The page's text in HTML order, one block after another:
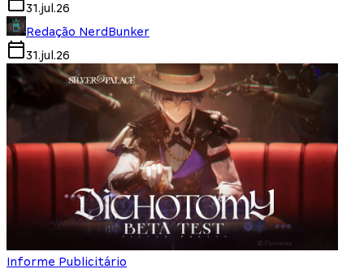
31.jul.26
Redação NerdBunker
31.jul.26
Informe Publicitário